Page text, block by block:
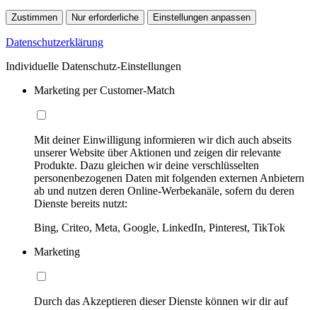
Zustimmen Nur erforderliche Einstellungen anpassen
Datenschutzerklärung
Individuelle Datenschutz-Einstellungen
Marketing per Customer-Match
Mit deiner Einwilligung informieren wir dich auch abseits
unserer Website über Aktionen und zeigen dir relevante
Produkte. Dazu gleichen wir deine verschlüsselten
personenbezogenen Daten mit folgenden externen Anbietern
ab und nutzen deren Online-Werbekanäle, sofern du deren
Dienste bereits nutzt:
Bing, Criteo, Meta, Google, LinkedIn, Pinterest, TikTok
Marketing
Durch das Akzeptieren dieser Dienste können wir dir auf